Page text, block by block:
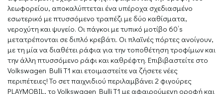
λεωφορείου, αποκαλύπτεται ένα υπέροχα σχεδιασμένο
εσωτερικό με πτυσσόμενο τραπέζι με δύο καθίσματα,
νεροχύτη και ψυγείο. Οι πάγκοι με τυπικό μοτίβο 60’s
μετατρέπονται σε διπλό κρεβάτι. Οι πλαϊνές πόρτες ανοίγουν,
με τη μία να διαθέτει ράφια για την τοποθέτηση τροφίμων και
την άλλη πτυσσόμενο ράφι και καθρέφτη. Επιβιβαστείτε στο
Volkswagen Bulli T1 και ετοιμαστείτε να ζήσετε νέες
περιπέτειες! Το σετ παιχνιδιού περιλαμβάνει 2 φιγούρες
PLAYMOBIL, το Volkswagen Bulli T1 με αφαιρούμενη οροφή και